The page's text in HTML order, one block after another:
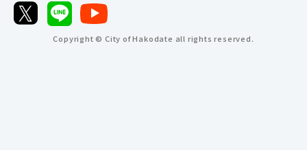
Copyright © City of Hakodate all rights reserved.